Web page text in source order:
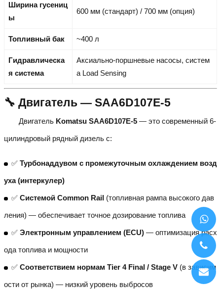
Ширина гусениц
ы
600 мм (стандарт) / 700 мм (опция)
Топливный бак ~400 л
Гидравлическа
я система
Аксиально-поршневые насосы, систем
а Load Sensing
🔧 Двигатель — SAA6D107E-5
Двигатель Komatsu SAA6D107E-5 — это современный 6-
цилиндровый рядный дизель с:
✅ Турбонаддувом с промежуточным охлаждением возд
уха (интеркулер)
✅ Системой Common Rail (топливная рампа высокого дав
ления) — обеспечивает точное дозирование топлива
✅ Электронным управлением (ECU) — оптимизация расх
ода топлива и мощности
✅ Соответствием нормам Tier 4 Final / Stage V (в зависим
ости от рынка) — низкий уровень выбросов